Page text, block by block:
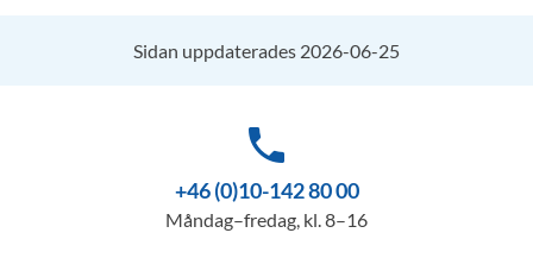
Sidan uppdaterades 2026-06-25
phone
+46 (0)10-142 80 00
Måndag–fredag, kl. 8–16